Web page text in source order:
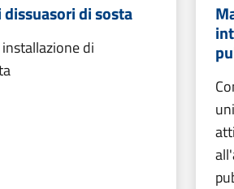
di sosta
di